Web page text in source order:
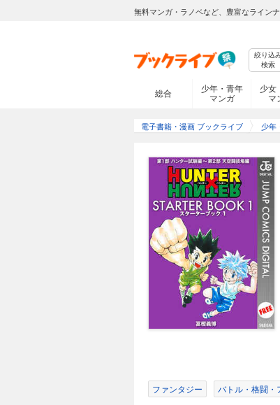
無料マンガ・ラノベなど、豊富なライン
絞り込
検索
総合
少年・青年
マンガ
少女
マ
電子書籍・漫画 ブックライブ 少年
ファンタジー バトル・格闘・